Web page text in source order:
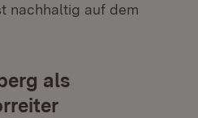
nachhaltig auf dem
als